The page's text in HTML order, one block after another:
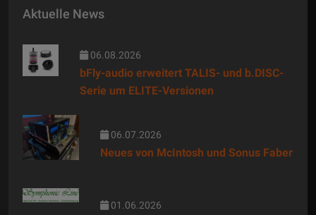
Aktuelle News
06.08.2026
bFly-audio erweitert TALIS- und b.DISC-
Serie um ELITE-Versionen
06.07.2026
Neues von McIntosh und Sonus Faber
01.06.2026